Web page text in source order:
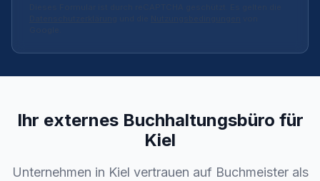
Ihr externes Buchhaltungsbüro für
Kiel
Unternehmen in Kiel vertrauen auf Buchmeister als